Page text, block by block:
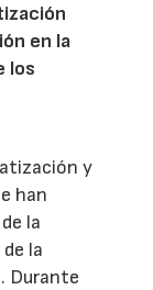
en la
los
y
han
la
la
Durante